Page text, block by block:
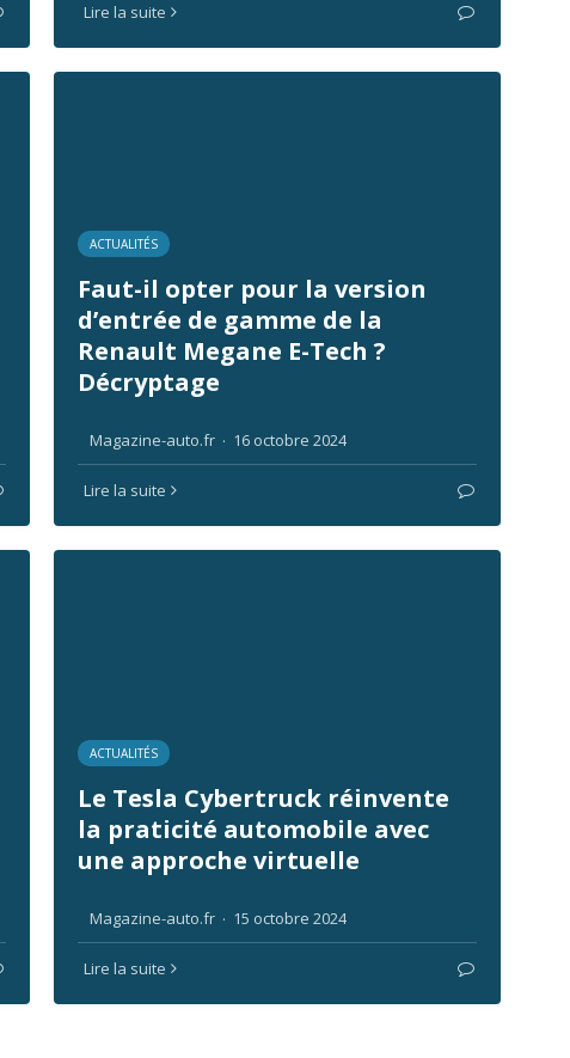
Lire la suite
ACTUALITÉS
Faut-il opter pour la version
d’entrée de gamme de la
Renault Megane E-Tech ?
Décryptage
Magazine-auto.fr · 16 octobre 2024
Lire la suite
ACTUALITÉS
Le Tesla Cybertruck réinvente
la praticité automobile avec
une approche virtuelle
Magazine-auto.fr · 15 octobre 2024
Lire la suite